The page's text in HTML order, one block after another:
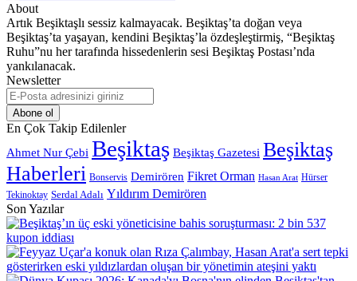
About
Artık Beşiktaşlı sessiz kalmayacak. Beşiktaş’ta doğan veya
Beşiktaş’ta yaşayan, kendini Beşiktaş’la özdeşleştirmiş, “Beşiktaş
Ruhu”nu her tarafında hissedenlerin sesi Beşiktaş Postası’nda
yankılanacak.
Newsletter
E-
Posta
adresinizi
giriniz
En Çok Takip Edilenler
Ahmet Nur Çebi Beşiktaş Beşiktaş Gazetesi Beşiktaş
Haberleri Bonservis Demirören Fikret Orman Hasan Arat Hürser
Tekinoktay Serdal Adalı Yıldırım Demirören
Son Yazılar